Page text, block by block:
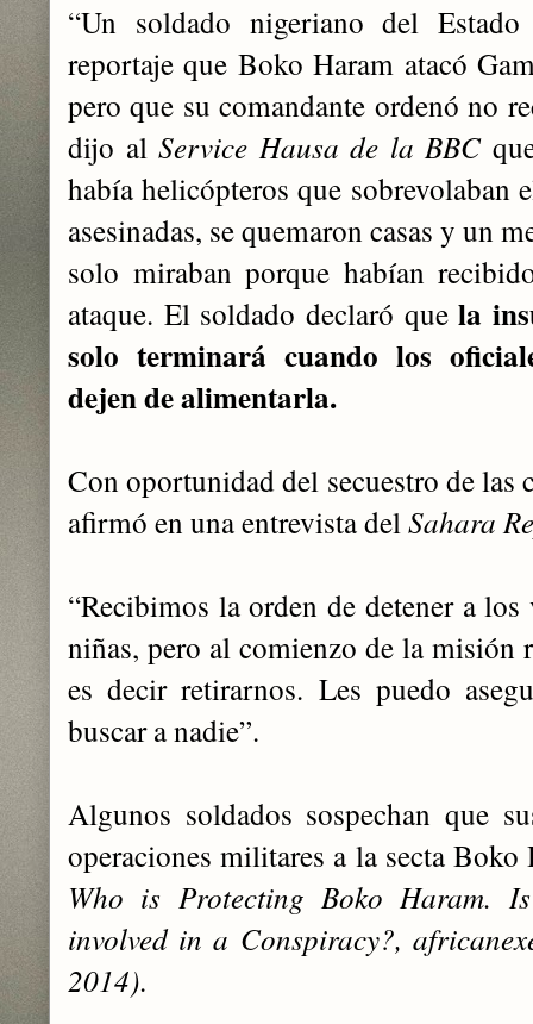
“Un soldado nigeriano del
reportaje que Boko Haram atacó
pero que su comandante ordenó no
dijo alService Hausa de la BBC
había helicópteros que sobrevolaban
asesinadas, se quemaron casas y un
solo miraban porque habían
ataque. El soldado declaró quela
solo terminará cuando los
dejen de alimentarla.
Con oportunidad del secuestro de
afirmó en una entrevista delSahara
“Recibimos la orden de detener a
niñas, pero al comienzo de la misión
es decir retirarnos. Les puedo
buscar a nadie”.
Algunos soldados sospechan que
operaciones militares a la secta
Who is Protecting Boko Haram.
involved in a Conspiracy?,
2014).